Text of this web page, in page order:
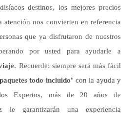
destinos, los mejores precios
nos convierten en referencia
que ya disfrutaron de nuestros
por usted para ayudarle a
. Recuerde: siempre será más fácil
paquetes todo incluido" con la ayuda y
los Expertos, más de 20 años de
le garantizarán una experiencia